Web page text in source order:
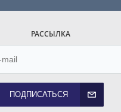
РАССЫЛКА
ПОДПИСАТЬСЯ